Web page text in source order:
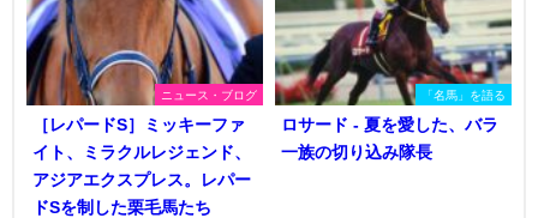
ニュース・ブログ
［レパードS］ミッキーファ
イト、ミラクルレジェンド、
アジアエクスプレス。レパー
ドSを制した栗毛馬たち
「名馬」を語る
ロサード - 夏を愛した、バラ
一族の切り込み隊長